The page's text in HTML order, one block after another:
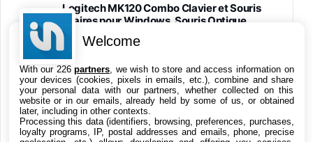
Logitech MK120 Combo Clavier et Souris
Filaires pour Windows, Souris Optique
Filaire, Connexion USB Plug And Play,
Confortable, Taille Standard, PC/Portable,
Clavier QWERTY UK - Noir
61,15€65,97€Amazon
PIONEER PLX-500 Blanche - Platine vinyle à
entraénement direct 3 vitesses (33-45-78
trs/min) avec pre-ampli intégré et port USB
Toutes nos promos en Live 24h/24
Welcome
With our 226partners , we wish to store and access information on
your devices (cookies, pixels in emails, etc.), combine and share
your personal data with our partners, whether collected on this
website or in our emails, already held by some of us, or obtained
later, including in other contexts.
Processing this data (identifiers, browsing, preferences, purchases,
loyalty programs, IP, postal addresses and emails, phone, precise